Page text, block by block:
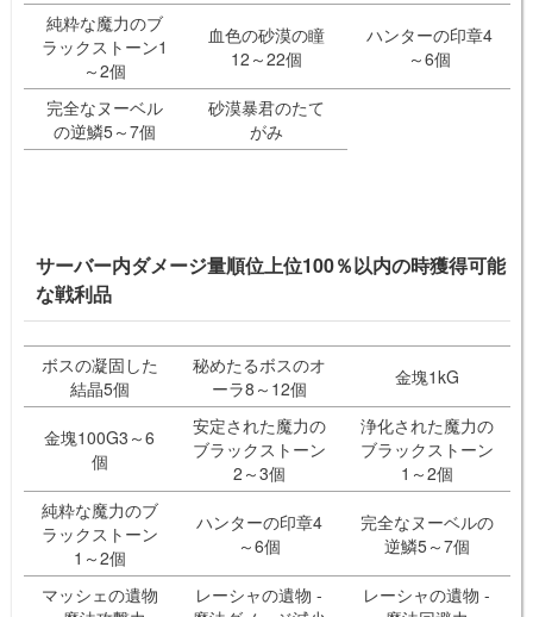
純粋な魔力のブ
ラックストーン1
～2個
血色の砂漠の瞳
12～22個
ハンターの印章4
～6個
完全なヌーベル
の逆鱗5～7個
砂漠暴君のたて
がみ
サーバー内ダメージ量順位上位100％以内の時獲得可能
な戦利品
ボスの凝固した
結晶5個
秘めたるボスのオ
ーラ8～12個
金塊1kG
金塊100G3～6
個
安定された魔力の
ブラックストーン
2～3個
浄化された魔力の
ブラックストーン
1～2個
純粋な魔力のブ
ラックストーン
1～2個
ハンターの印章4
～6個
完全なヌーベルの
逆鱗5～7個
マッシェの遺物
レーシャの遺物 -
レーシャの遺物 -